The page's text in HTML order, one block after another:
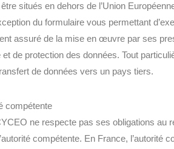
situés en dehors de l’Union
du formulaire vous permettant
assuré de la mise en œuvre par ses
et de protection des données. Tout
de données vers un pays tiers.
compétente
ne respecte pas ses obligations
compétente. En France,